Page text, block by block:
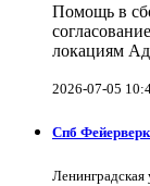
Помощь в
локациям
2026-07-05
Спб
Ленинградская